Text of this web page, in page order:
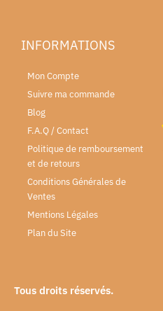
INFORMATIONS
Mon Compte
Suivre ma commande
Blog
F.A.Q / Contact
Politique de remboursement
et de retours
Conditions Générales de
Ventes
Mentions Légales
Plan du Site
Tous droits réservés.